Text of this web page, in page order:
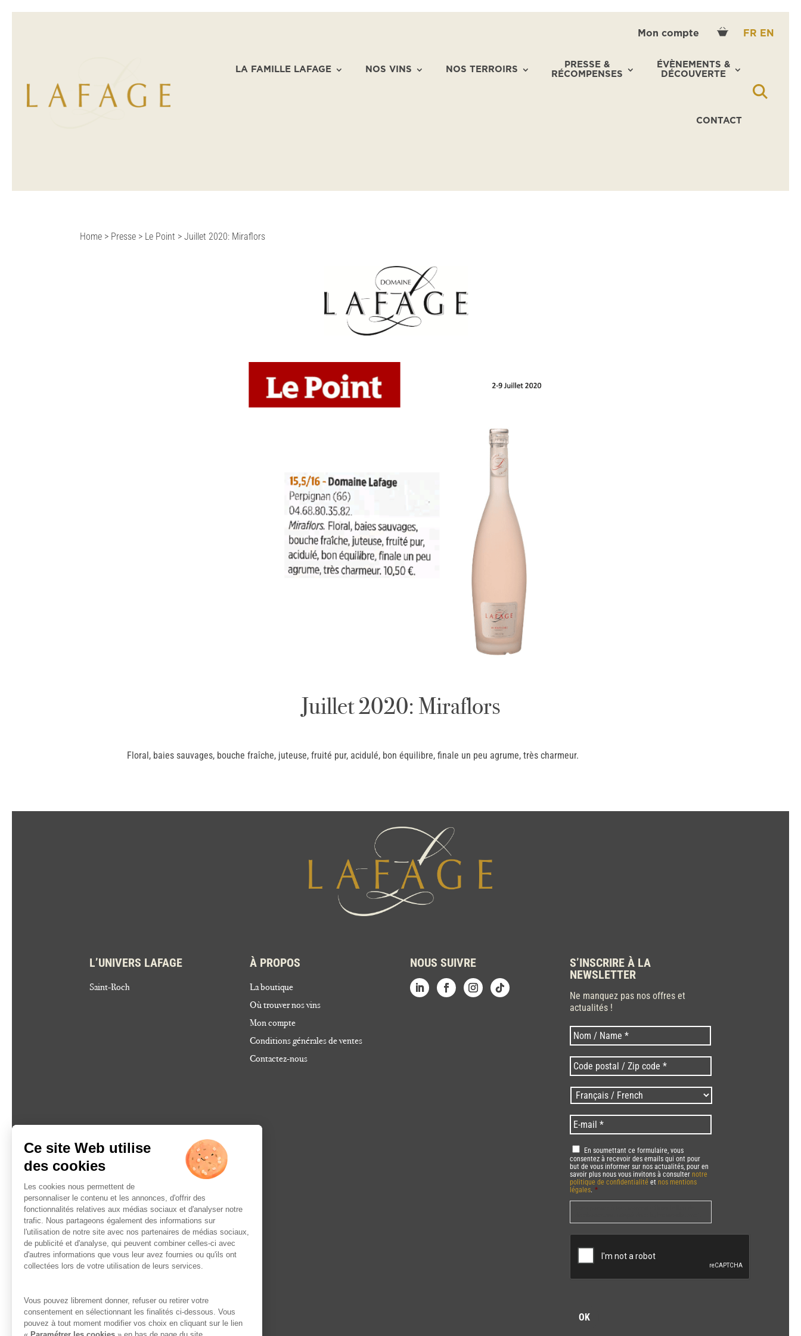
Mon compte FR EN
LA FAMILLE LAFAGE NOS VINS NOS TERROIRS
PRESSE &
RÉCOMPENSES
ÉVÈNEMENTS &
DÉCOUVERTE
CONTACT
Home > Presse > Le Point >Juillet 2020: Miraflors
Juillet 2020: Miraflors
Floral, baies sauvages, bouche fraîche, juteuse, fruité pur, acidulé, bon équilibre, finale un peu agrume, très charmeur.
L’UNIVERS LAFAGE
Saint-Roch
À PROPOS
La boutique
Où trouver nos vins
Mon compte
Conditions générales de ventes
Contactez-nous
NOUS SUIVRE
S’INSCRIRE À LA
NEWSLETTER
Ne manquez pas nos offres et
actualités !
Nom * Nom
Code
postal
/
Zip
* *
Langues
/
Language *
E-
mail *
RGPD *
En soumettant ce formulaire, vous
consentez à recevoir des emails qui ont pour
but de vous informer sur nos actualités, pour en
savoir plus nous vous invitons à consulternotre
politique de confidentialité etnos mentions
légales. *